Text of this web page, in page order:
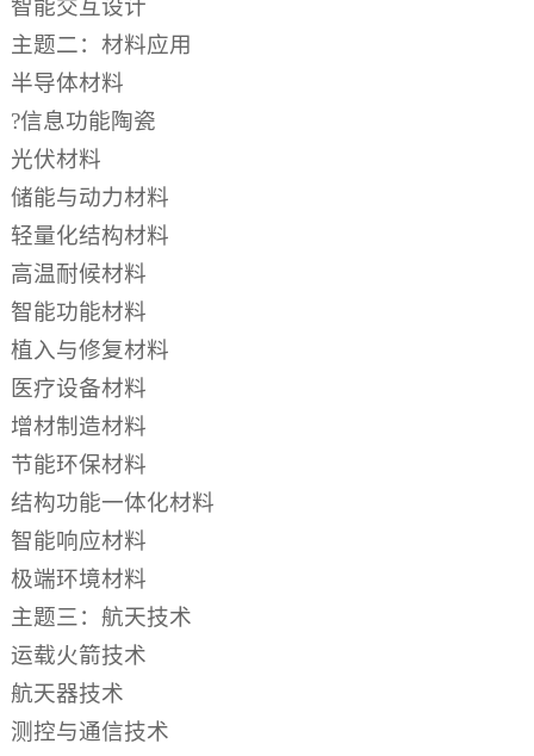
智能交互设计
主题二：材料应用
半导体材料
?信息功能陶瓷
光伏材料
储能与动力材料
轻量化结构材料
高温耐候材料
智能功能材料
植入与修复材料
医疗设备材料
增材制造材料
节能环保材料
结构功能一体化材料
智能响应材料
极端环境材料
主题三：航天技术
运载火箭技术
航天器技术
测控与通信技术